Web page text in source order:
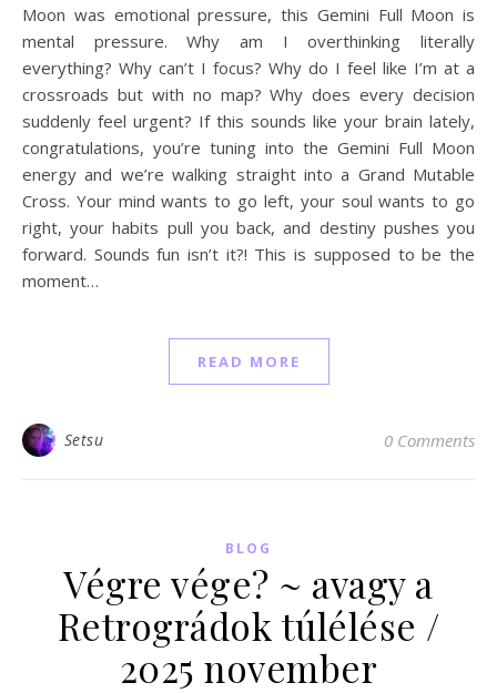
Moon was emotional pressure, this Gemini Full Moon is
mental pressure. Why am I overthinking literally
everything? Why can’t I focus? Why do I feel like I’m at a
crossroads but with no map? Why does every decision
suddenly feel urgent? If this sounds like your brain lately,
congratulations, you’re tuning into the Gemini Full Moon
energy and we’re walking straight into a Grand Mutable
Cross. Your mind wants to go left, your soul wants to go
right, your habits pull you back, and destiny pushes you
forward. Sounds fun isn’t it?! This is supposed to be the
moment…
READ MORE
Setsu 0 Comments
BLOG
Végre vége? ~ avagy a
Retrográdok túlélése /
2025 november